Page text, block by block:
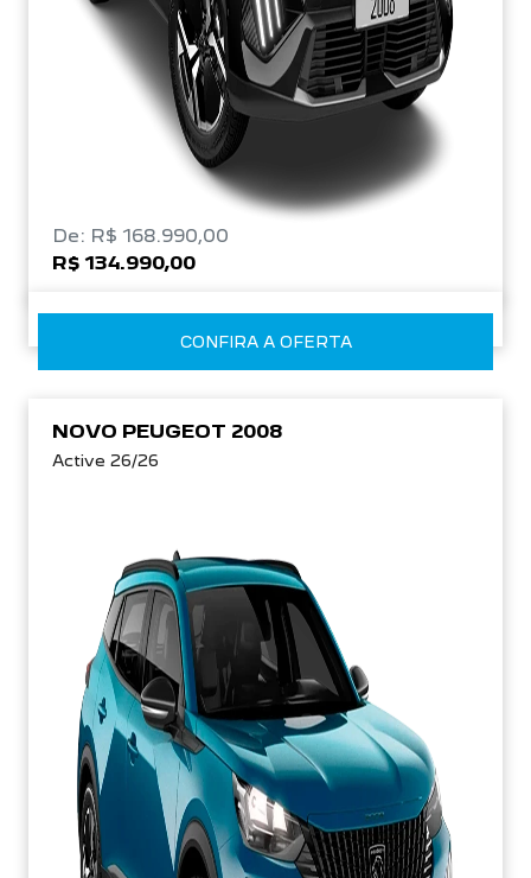
De: R$ 168.990,00
R$ 134.990,00
CONFIRA A OFERTA
NOVO PEUGEOT 2008
Active 26/26